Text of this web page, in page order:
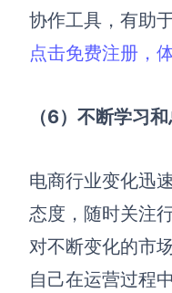
协作工具，有助
点击免费注册，
（6）不断学习
电商行业变化迅
态度，随时关注
对不断变化的市
自己在运营过程